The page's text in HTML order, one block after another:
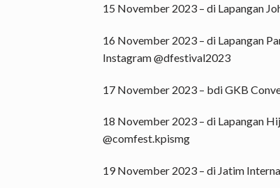
15 November 2023 – di Lapangan
16 November 2023 – di Lapangan
Instagram @dfestival2023
17 November 2023 – bdi GKB
18 November 2023 – di Lapangan
@comfest.kpismg
19 November 2023 – di Jatim